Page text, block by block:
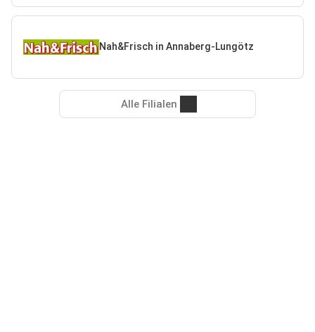
Nah&Frisch in Annaberg-Lungötz
Alle Filialen